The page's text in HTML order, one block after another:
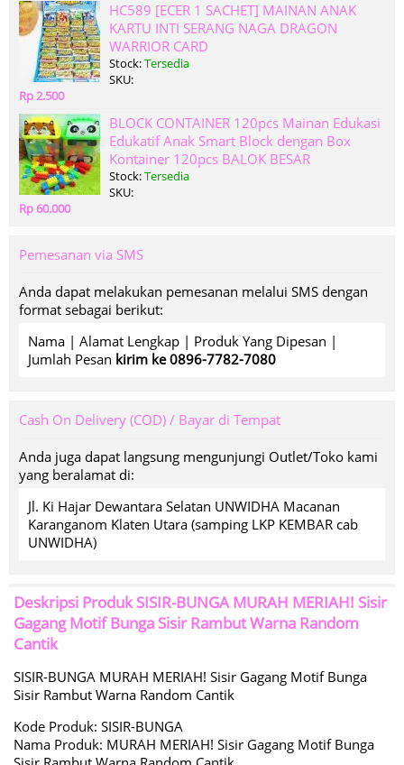
HC589 [ECER 1 SACHET] MAINAN ANAK
KARTU INTI SERANG NAGA DRAGON
WARRIOR CARD
Stock:Tersedia
SKU:
Rp 2.500
BLOCK CONTAINER 120pcs Mainan Edukasi
Edukatif Anak Smart Block dengan Box
Kontainer 120pcs BALOK BESAR
Stock:Tersedia
SKU:
Rp 60.000
Pemesanan via SMS
Anda dapat melakukan pemesanan melalui SMS dengan
format sebagai berikut:
Nama | Alamat Lengkap | Produk Yang Dipesan |
Jumlah Pesan kirim ke 0896-7782-7080
Cash On Delivery (COD) / Bayar di Tempat
Anda juga dapat langsung mengunjungi Outlet/Toko kami
yang beralamat di:
Jl. Ki Hajar Dewantara Selatan UNWIDHA Macanan
Karanganom Klaten Utara (samping LKP KEMBAR cab
UNWIDHA)
Deskripsi ProdukSISIR-BUNGA MURAH MERIAH! Sisir
Gagang Motif Bunga Sisir Rambut Warna Random
Cantik
SISIR-BUNGA MURAH MERIAH! Sisir Gagang Motif Bunga
Sisir Rambut Warna Random Cantik
Kode Produk: SISIR-BUNGA
Nama Produk: MURAH MERIAH! Sisir Gagang Motif Bunga